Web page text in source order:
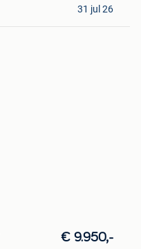
31 jul 26
€ 9.950,-